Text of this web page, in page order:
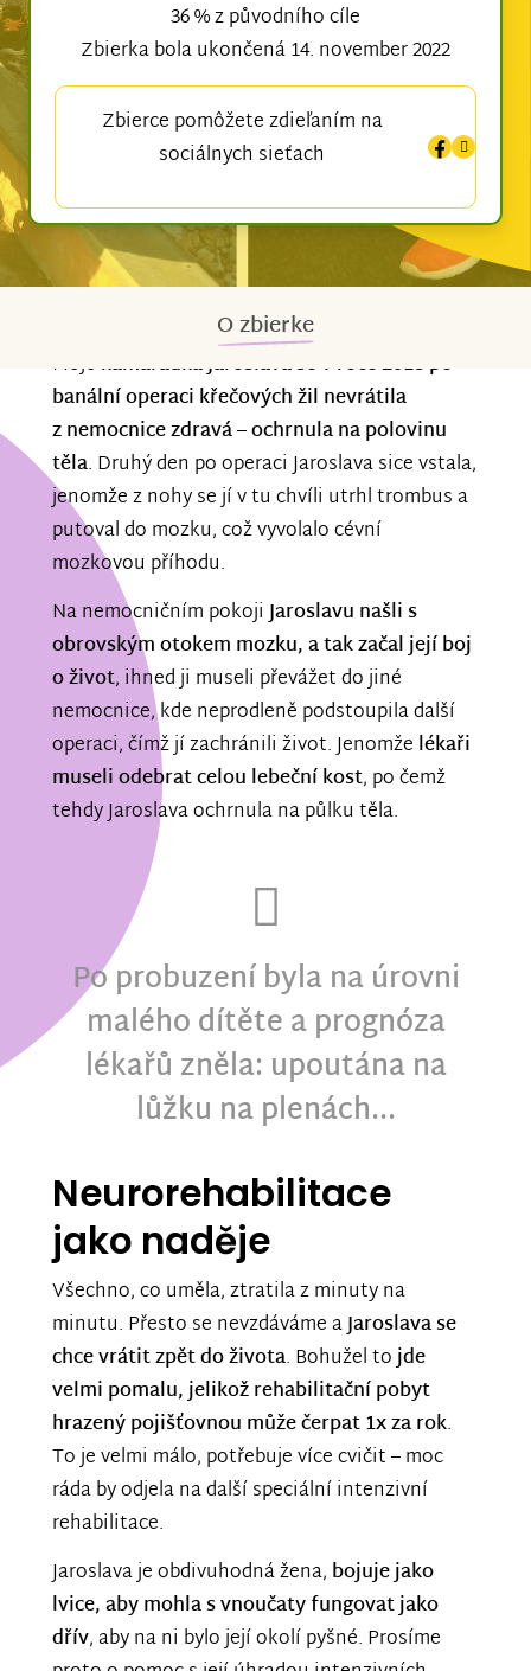
36 % z původního cíle
Zbierka bola ukončená 14. november 2022
Zbierce pomôžete zdieľaním na
sociálnych sieťach
O zbierke
Moje kamarádka Jaroslava se v roce 2018 po
banální operaci křečových žil nevrátila
z nemocnice zdravá – ochrnula na polovinu
těla. Druhý den po operaci Jaroslava sice vstala,
jenomže z nohy se jí v tu chvíli utrhl trombus a
putoval do mozku, což vyvolalo cévní
mozkovou příhodu.
Na nemocničním pokojiJaroslavu našli s
obrovským otokem mozku, a tak začal její boj
o život, ihned ji museli převážet do jiné
nemocnice, kde neprodleně podstoupila další
operaci, čímž jí zachránili život. Jenomže lékaři
museli odebrat celou lebeční kost, po čemž
tehdy Jaroslava ochrnula na půlku těla.
Po probuzení byla na úrovni
malého dítěte a prognóza
lékařů zněla: upoutána na
lůžku na plenách...
Neurorehabilitace
jako naděje
Všechno, co uměla, ztratila z minuty na
minutu. Přesto se nevzdáváme aJaroslava se
chce vrátit zpět do života. Bohužel tojde
velmi pomalu, jelikož rehabilitační pobyt
hrazený pojišťovnou může čerpat 1x za rok.
To je velmi málo, potřebuje více cvičit – moc
ráda by odjela na další speciální intenzivní
rehabilitace.
Jaroslava je obdivuhodná žena, bojuje jako
lvice, aby mohla s vnoučaty fungovat jako
dřív, aby na ni bylo její okolí pyšné. Prosíme